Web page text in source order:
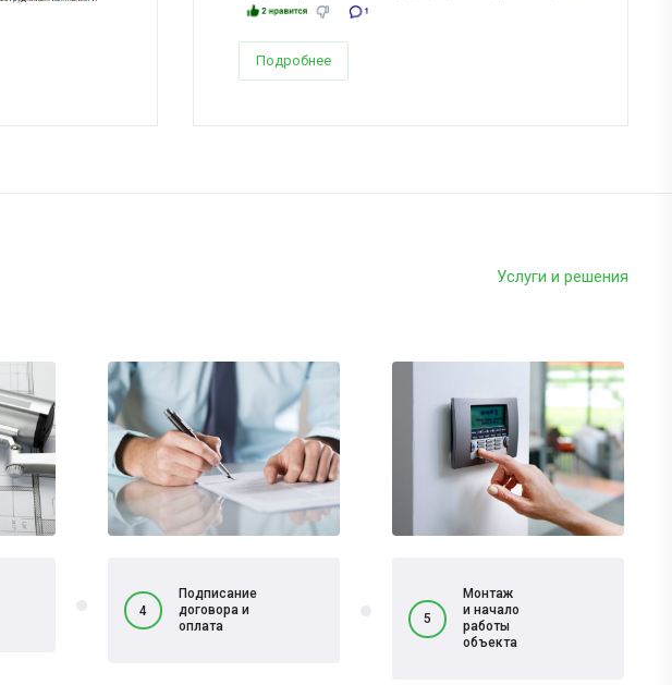
Подробнее
Услуги и решения
4
Подписание
договора и
оплата
5
Монтаж
и начало
работы
объекта